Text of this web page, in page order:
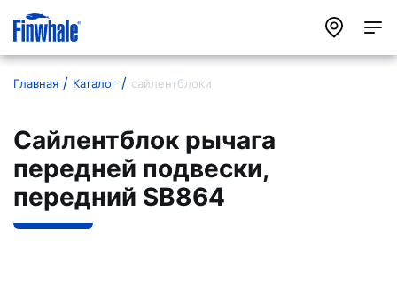
Главная Каталог сайлентблоки
Сайлентблок рычага
передней подвески,
передний SB864